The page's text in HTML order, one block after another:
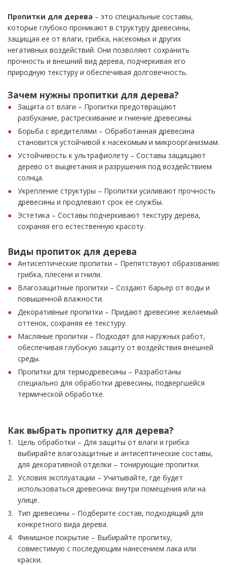
Пропитки для дерева – это специальные составы,
которые глубоко проникают в структуру древесины,
защищая ее от влаги, грибка, насекомых и других
негативных воздействий. Они позволяют сохранить
прочность и внешний вид дерева, подчеркивая его
природную текстуру и обеспечивая долговечность.
Зачем нужны пропитки для дерева?
Защита от влаги – Пропитки предотвращают
разбухание, растрескивание и гниение древесины.
Борьба с вредителями – Обработанная древесина
становится устойчивой к насекомым и микроорганизмам.
Устойчивость к ультрафиолету – Составы защищают
дерево от выцветания и разрушения под воздействием
солнца.
Укрепление структуры – Пропитки усиливают прочность
древесины и продлевают срок ее службы.
Эстетика – Составы подчеркивают текстуру дерева,
сохраняя его естественную красоту.
Виды пропиток для дерева
Антисептические пропитки – Препятствуют образованию
грибка, плесени и гнили.
Влагозащитные пропитки – Создают барьер от воды и
повышенной влажности.
Декоративные пропитки – Придают древесине желаемый
оттенок, сохраняя ее текстуру.
Масляные пропитки – Подходят для наружных работ,
обеспечивая глубокую защиту от воздействия внешней
среды.
Пропитки для термодревесины – Разработаны
специально для обработки древесины, подвергшейся
термической обработке.
Как выбрать пропитку для дерева?
Цель обработки – Для защиты от влаги и грибка
выбирайте влагозащитные и антисептические составы,
для декоративной отделки – тонирующие пропитки.
Условия эксплуатации – Учитывайте, где будет
использоваться древесина: внутри помещения или на
улице.
Тип древесины – Подберите состав, подходящий для
конкретного вида дерева.
Финишное покрытие – Выбирайте пропитку,
совместимую с последующим нанесением лака или
краски.